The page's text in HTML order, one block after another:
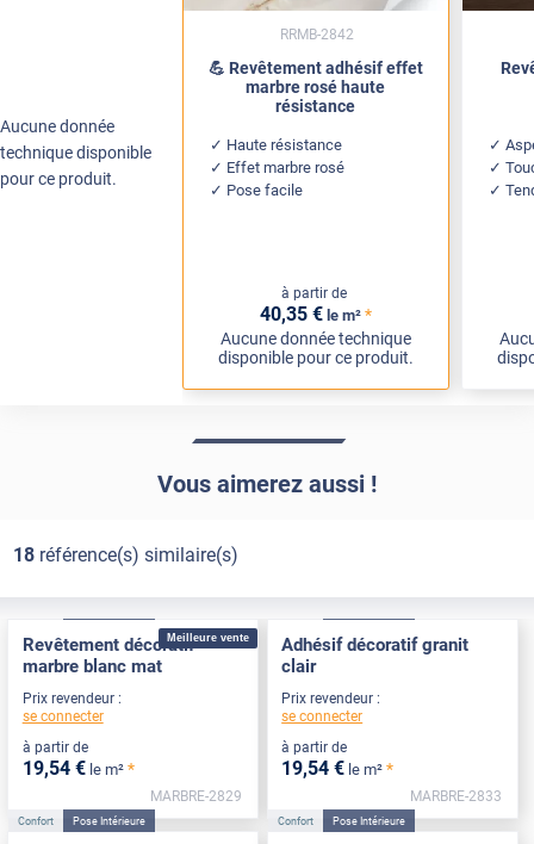
Aucune donnée
technique disponible
pour ce produit.
💪 Revêtement adhésif effet
marbre rosé haute
résistance
Haute résistance
Effet marbre rosé
Pose facile
à partir de
40,35 € le m² *
Aucune donnée technique
disponible pour ce produit.
RRMB-2842
Vous aimerez aussi !
18référence(s) similaire(s)
Meilleure vente
Revêtement décoratif
marbre blanc mat
Prix revendeur :
se connecter
à partir de
19,54 € le m² *
MARBRE-2829
Adhésif décoratif granit
clair
Prix revendeur :
se connecter
à partir de
19,54 € le m² *
MARBRE-2833
Confort Pose Intérieure Confort Pose Intérieure